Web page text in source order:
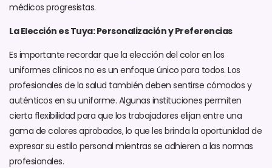
médicos progresistas.
La Elección es Tuya: Personalización y Preferencias
Es importante recordar que la elección del color en los
uniformes clínicos no es un enfoque único para todos. Los
profesionales de la salud también deben sentirse cómodos y
auténticos en su uniforme. Algunas instituciones permiten
cierta flexibilidad para que los trabajadores elijan entre una
gama de colores aprobados, lo que les brinda la oportunidad de
expresar su estilo personal mientras se adhieren a las normas
profesionales.